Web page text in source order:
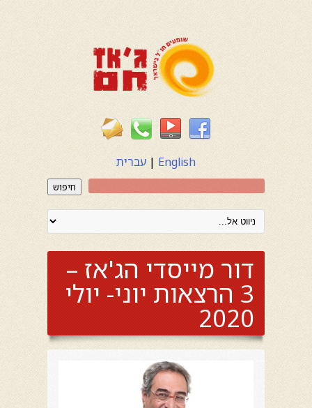
English
| עברית
חיפוש
דור מייסדי הג'אז –
3 הרצאות יוני- יולי
2020